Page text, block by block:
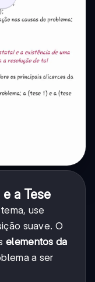
a Tese
use
suave. O
elementos da
a ser